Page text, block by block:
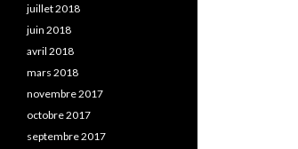
juillet 2018
juin 2018
avril 2018
mars 2018
novembre 2017
octobre 2017
septembre 2017